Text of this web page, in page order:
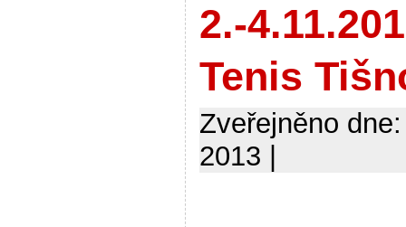
2.-
Tenis
Zveřejněno
2013 |